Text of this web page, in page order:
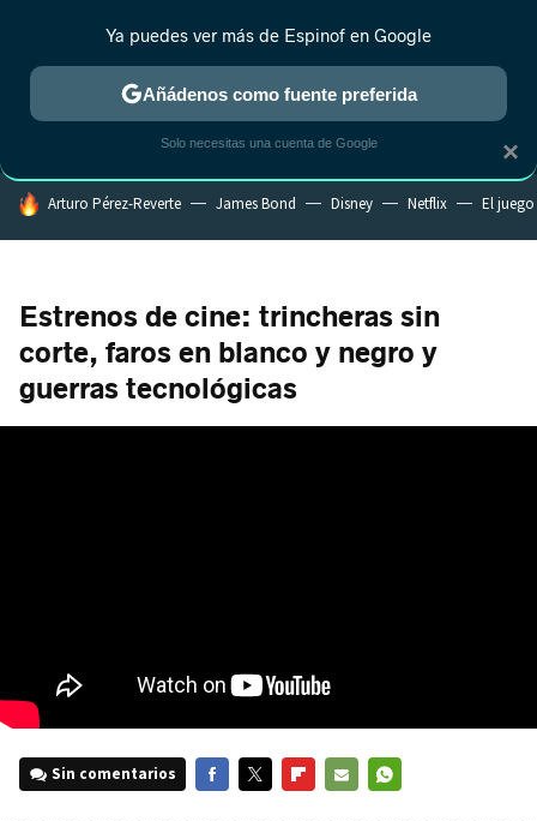
MENÚ NUEVO
ESTRENOS REALITY ANIME RANKINGS CINE
HOY SE HABLA DE
Arturo Pérez-Reverte James Bond Disney Netflix El
Estrenos de cine: trincheras sin
corte, faros en blanco y negro y
guerras tecnológicas
Sin comentarios
×
Ya puedes ver más de Espinof en Google
Añádenos como fuente preferida
Solo necesitas una cuenta de Google